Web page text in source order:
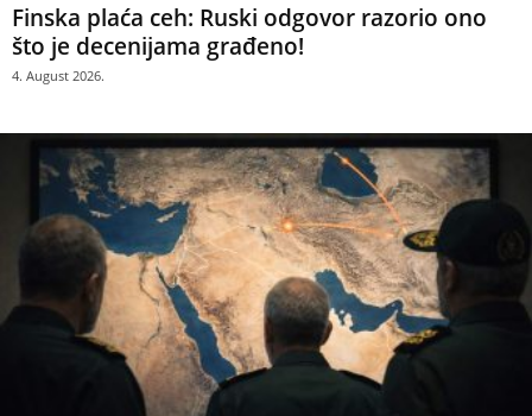
Finska plaća ceh: Ruski odgovor razorio ono
što je decenijama građeno!
4. August 2026.